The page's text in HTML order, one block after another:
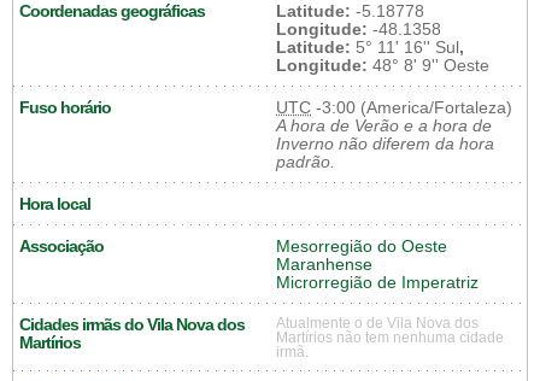
Coordenadas geográficas Latitude: -5.18778
Longitude: -48.1358
Latitude: 5° 11' 16'' Sul,
Longitude: 48° 8' 9'' Oeste
Fuso horário UTC -3:00 (America/Fortaleza)
A hora de Verão e a hora de
Inverno não diferem da hora
padrão.
Hora local
Associação
Mesorregião do Oeste
Maranhense
Microrregião de Imperatriz
Cidades irmãs do Vila Nova dos
Martírios
Atualmente o de Vila Nova dos
Martírios não tem nenhuma cidade
irmã.